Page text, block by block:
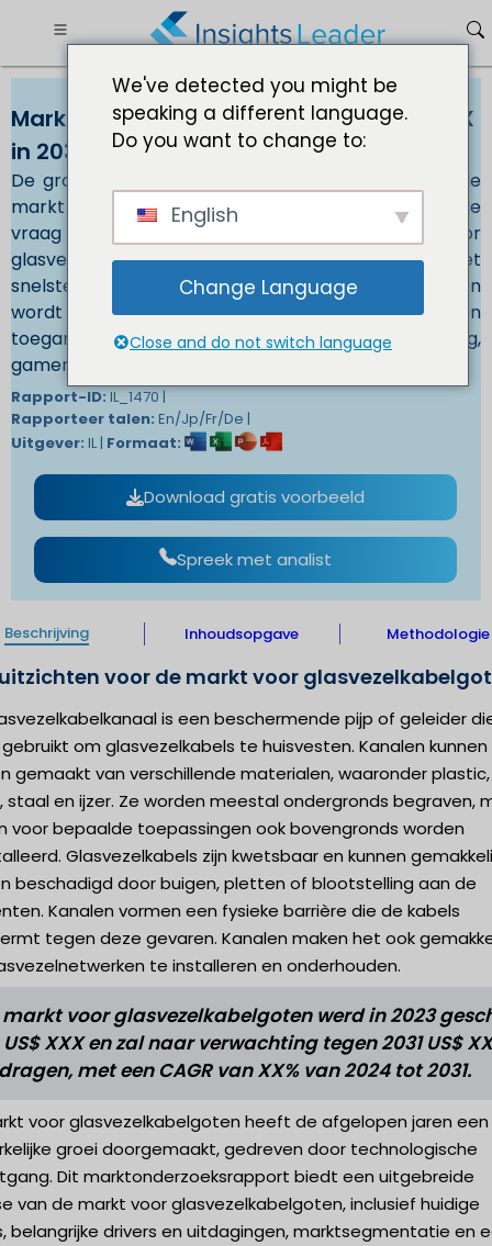
Markt voor glasvezelkabelgoten USD XXX
in 2030
De groeiende vraag naar supersnel internet drijft de
markt voor glasvezelkabelgoten aanDe groeiende
vraag naar supersnel internet drijft de markt voor
glasvezelkabelgoten aan. Glasvezelkabel is het
snelste type internetverbinding dat beschikbaar is en
wordt steeds populairder omdat meer mensen
toegang tot supersnel internet eisen voor streaming,
gamen en andere online activiteiten.
Rapport-ID:IL_1470 |
Rapporteer talen: En/Jp/Fr/De |
Uitgever: IL | Formaat:
Download gratis voorbeeld
Spreek met analist
Beschrijving Inhoudsopgave Methodologie
voor de markt voor
is een beschermende pijp of geleider
om glasvezelkabels te huisvesten. Kanalen kunnen
gemaakt van verschillende materialen, waaronder plastic,
staal en ijzer. Ze worden meestal ondergronds begraven,
voor bepaalde toepassingen ook bovengronds worden
Glasvezelkabels zijn kwetsbaar en kunnen
beschadigd door buigen, pletten of blootstelling aan de
Kanalen vormen een fysieke barrière die de kabels
tegen deze gevaren. Kanalen maken het ook
te installeren en onderhouden.
markt voor glasvezelkabelgoten werd in 2023
XXX en zal naar verwachting tegen 2031 US$
met een CAGR van XX% van 2024 tot 2031.
voor glasvezelkabelgoten heeft de afgelopen jaren een
groei doorgemaakt, gedreven door technologische
Dit marktonderzoeksrapport biedt een uitgebreide
van de markt voor glasvezelkabelgoten, inclusief huidige
belangrijke drivers en uitdagingen, marktsegmentatie en
We've detected you might be
speaking a different language.
Do you want to change to:
English
Change Language
Close and do not switch language